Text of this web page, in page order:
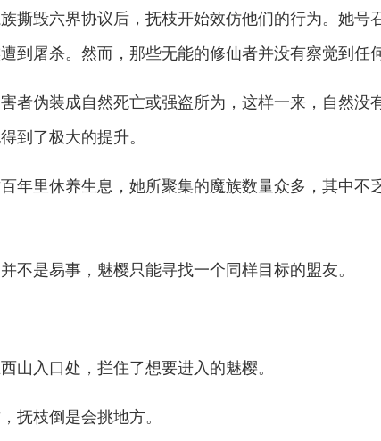
毁六界协议后，抚枝开始效仿他们的行为。她号
到屠杀。然而，那些无能的修仙者并没有察觉到任
伪装成自然死亡或强盗所为，这样一来，自然没
到了极大的提升。
里休养生息，她所聚集的魔族数量众多，其中不
是易事，魅樱只能寻找一个同样目标的盟友。
入口处，拦住了想要进入的魅樱。
枝倒是会挑地方。